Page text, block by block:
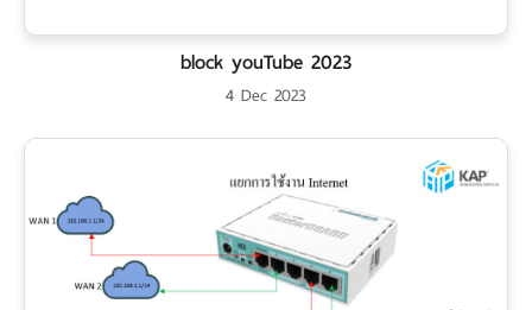
block youTube 2023
4 Dec 2023